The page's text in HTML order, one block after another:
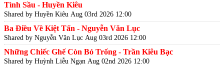
Tình Sầu - Huyền Kiêu
Shared by Huyền Kiêu Aug 03rd 2026 12:00
Ba Điều Về Kiệt Tấn - Nguyễn Văn Lục
Shared by Nguyễn Văn Lục Aug 03rd 2026 12:00
Những Chiếc Ghế Còn Bỏ Trống - Trần Kiêu Bạc
Shared by Huỳnh Liễu Ngạn Aug 02nd 2026 12:00